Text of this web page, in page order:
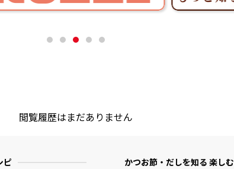
閲覧履歴はまだありません
ピ かつお節・だしを知る 楽しむ